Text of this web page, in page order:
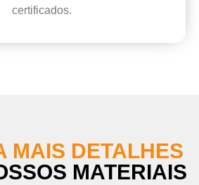
certificados.
MAIS DETALHES
MATERIAIS